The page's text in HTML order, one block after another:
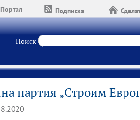
Подписка
Портал
Поиск
партия „Cтроим